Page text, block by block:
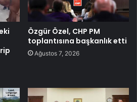
Özgür Özel, CHP PM
toplantısına başkanlık etti
Ağustos 7, 2026